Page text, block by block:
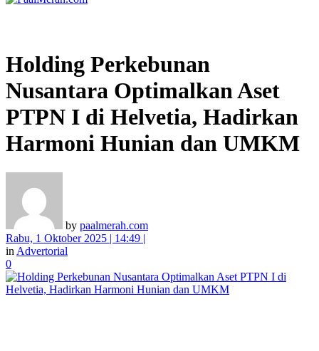
Holding Perkebunan
Nusantara Optimalkan Aset
PTPN I di Helvetia, Hadirkan
Harmoni Hunian dan UMKM
by paalmerah.com
Rabu, 1 Oktober 2025 | 14:49 |
in Advertorial
0